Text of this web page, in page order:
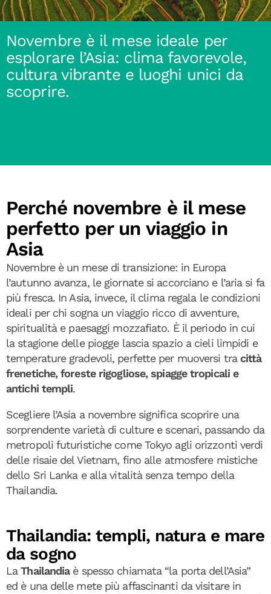
Novembre è il mese ideale per
esplorare l’Asia: clima favorevole,
cultura vibrante e luoghi unici da
scoprire.
Perché novembre è il mese
perfetto per un viaggio in
Asia
Novembre è un mese di transizione: in Europa
l’autunno avanza, le giornate si accorciano e l’aria si fa
più fresca. In Asia, invece, il clima regala le condizioni
ideali per chi sogna un viaggio ricco di avventure,
spiritualità e paesaggi mozzafiato. È il periodo in cui
la stagione delle piogge lascia spazio a cieli limpidi e
temperature gradevoli, perfette per muoversi tra città
frenetiche, foreste rigogliose, spiagge tropicali e
antichi templi.
Scegliere l’Asia a novembre significa scoprire una
sorprendente varietà di culture e scenari, passando da
metropoli futuristiche come Tokyo agli orizzonti verdi
delle risaie del Vietnam, fino alle atmosfere mistiche
dello Sri Lanka e alla vitalità senza tempo della
Thailandia.
Thailandia: templi, natura e mare
da sogno
LaThailandiaè spesso chiamata “la porta dell’Asia”
ed è una delle mete più affascinanti da visitare in